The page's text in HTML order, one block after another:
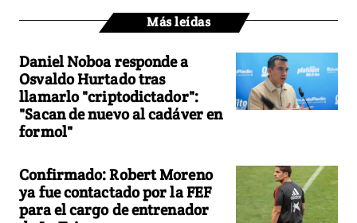
Más leídas
Daniel Noboa responde a
Osvaldo Hurtado tras
llamarlo "criptodictador":
"Sacan de nuevo al cadáver en
formol"
Confirmado: Robert Moreno
ya fue contactado por la FEF
para el cargo de entrenador